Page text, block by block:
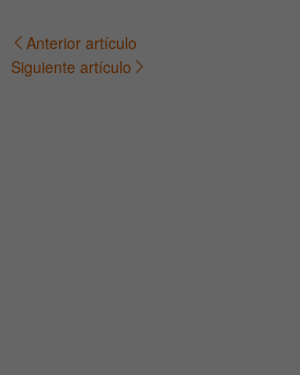
Navegación
Anterior artículo
Siguiente artículo